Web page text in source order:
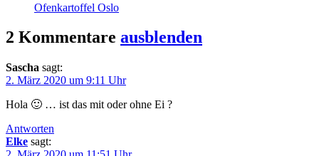
Ofenkartoffel Oslo
2 Kommentare ausblenden
Sascha sagt:
2. März 2020 um 9:11 Uhr
Hola 🙂 … ist das mit oder ohne Ei ?
Antworten
Elke sagt: